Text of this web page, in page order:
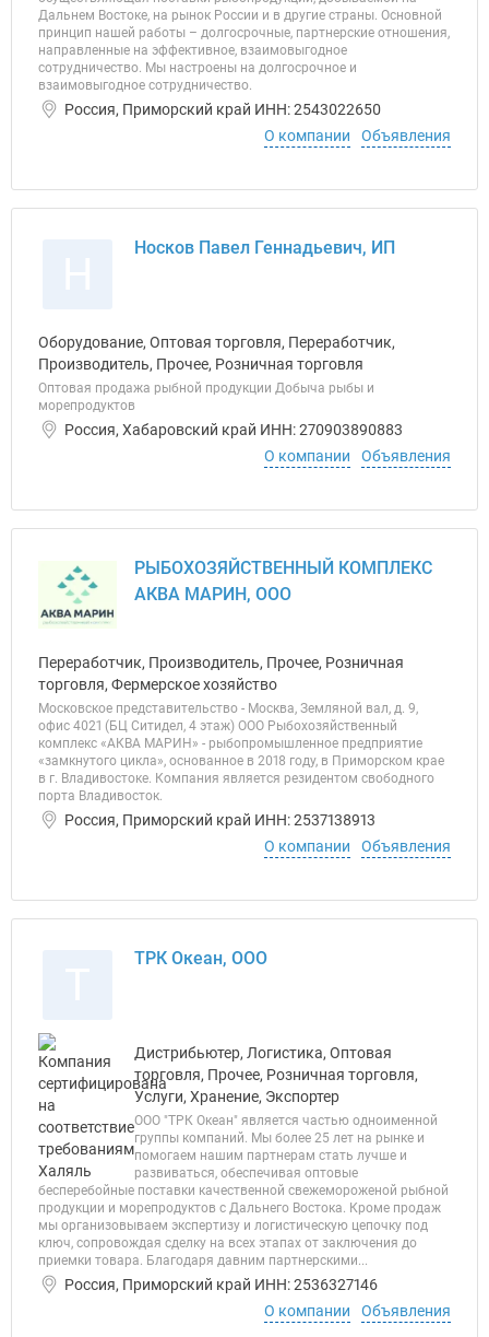
Дальнем Востоке, на рынок России и в другие страны. Основной
принцип нашей работы – долгосрочные, партнерские отношения,
направленные на эффективное, взаимовыгодное
сотрудничество. Мы настроены на долгосрочное и
взаимовыгодное сотрудничество.
Россия, Приморский край ИНН: 2543022650
О компании
Объявления
Носков Павел Геннадьевич, ИП
Оборудование, Оптовая торговля, Переработчик,
Производитель, Прочее, Розничная торговля
Оптовая продажа рыбной продукции Добыча рыбы и
морепродуктов
Россия, Хабаровский край ИНН: 270903890883
О компании
Объявления
РЫБОХОЗЯЙСТВЕННЫЙ КОМПЛЕКС
АКВА МАРИН, ООО
Переработчик, Производитель, Прочее, Розничная
торговля, Фермерское хозяйство
Московское представительство - Москва, Земляной вал, д. 9,
офис 4021 (БЦ Ситидел, 4 этаж) ООО Рыбохозяйственный
комплекс «АКВА МАРИН» - рыбопромышленное предприятие
«замкнутого цикла», основанное в 2018 году, в Приморском крае
в г. Владивостоке. Компания является резидентом свободного
порта Владивосток.
Россия, Приморский край ИНН: 2537138913
О компании
Объявления
ТРК Океан, ООО
Дистрибьютер, Логистика, Оптовая
торговля, Прочее, Розничная торговля,
Услуги, Хранение, Экспортер
ООО "ТРК Океан" является частью одноименной
группы компаний. Мы более 25 лет на рынке и
помогаем нашим партнерам стать лучше и
развиваться, обеспечивая оптовые
бесперебойные поставки качественной свежемороженой рыбной
продукции и морепродуктов с Дальнего Востока. Кроме продаж
мы организовываем экспертизу и логистическую цепочку под
ключ, сопровождая сделку на всех этапах от заключения до
приемки товара. Благодаря давним партнерскими...
Россия, Приморский край ИНН: 2536327146
О компании
Объявления